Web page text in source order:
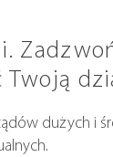
dużych i